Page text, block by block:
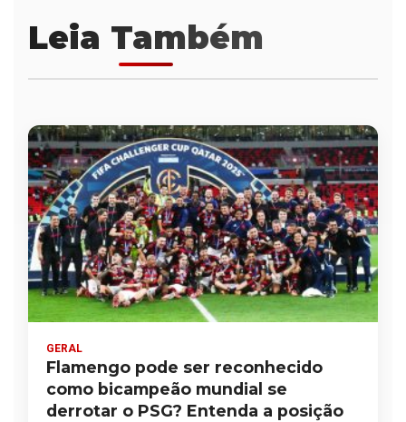
Leia Também
GERAL
Flamengo pode ser reconhecido
como bicampeão mundial se
derrotar o PSG? Entenda a posição